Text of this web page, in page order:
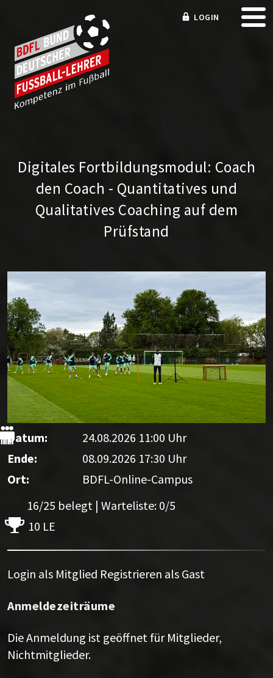
LOGIN
Digitales Fortbildungsmodul: Coach
den Coach - Quantitatives und
Qualitatives Coaching auf dem
Prüfstand
Datum:
24.08.2026 11:00 Uhr
Ende:
08.09.2026 17:30 Uhr
Ort:
BDFL-Online-Campus
16/25 belegt | Warteliste: 0/5
10 LE
Login als Mitglied Registrieren als Gast
Anmeldezeiträume
Die Anmeldung ist geöffnet für Mitglieder,
Nichtmitglieder.